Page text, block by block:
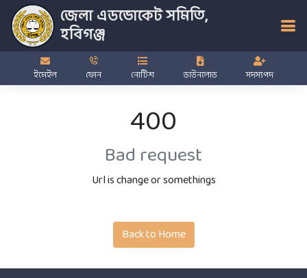
জেলা এডভোকেট সমিতি,
হবিগঞ্জ
ইমেইল ফোন নোটিশ ডাউনলোড সদস্যপদ
400
Bad request
Url is change or somethings
Back to Home